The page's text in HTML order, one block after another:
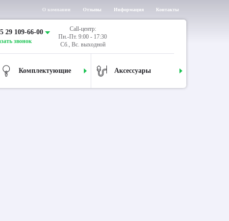
О компании Отзывы Информация Контакты
29 109-66-00
звонок
Call-центр:
Пн.-Пт. 9:00 - 17:30
Сб., Вс. выходной
Комплектующие Аксессуары